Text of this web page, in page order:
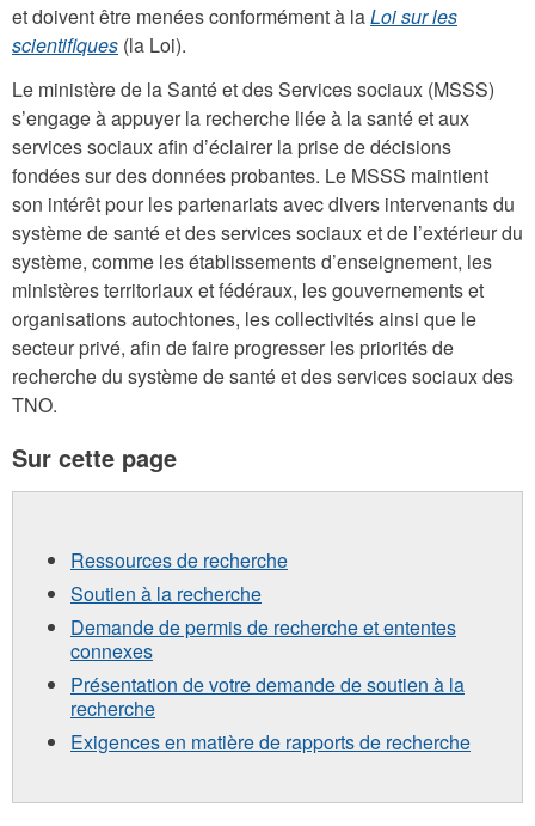
et doivent être menées conformément à laLoi sur les
scientifiques (la Loi).
Le ministère de la Santé et des Services sociaux (MSSS)
s’engage à appuyer la recherche liée à la santé et aux
services sociaux afin d’éclairer la prise de décisions
fondées sur des données probantes. Le MSSS maintient
son intérêt pour les partenariats avec divers intervenants du
système de santé et des services sociaux et de l’extérieur du
système, comme les établissements d’enseignement, les
ministères territoriaux et fédéraux, les gouvernements et
organisations autochtones, les collectivités ainsi que le
secteur privé, afin de faire progresser les priorités de
recherche du système de santé et des services sociaux des
TNO.
Sur cette page
Ressources de recherche
Soutien à la recherche
Demande de permis de recherche et ententes
connexes
Présentation de votre demande de soutien à la
recherche
Exigences en matière de rapports de recherche